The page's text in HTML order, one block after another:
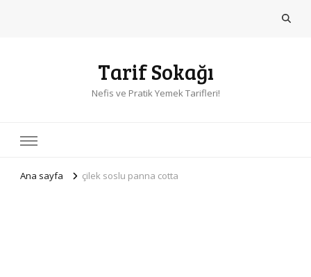
Tarif Sokağı
Nefis ve Pratik Yemek Tarifleri!
Ana sayfa çilek soslu panna cotta